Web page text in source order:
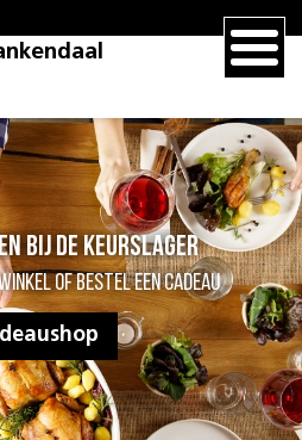
bij de Keurslager
of bestel een cadeau